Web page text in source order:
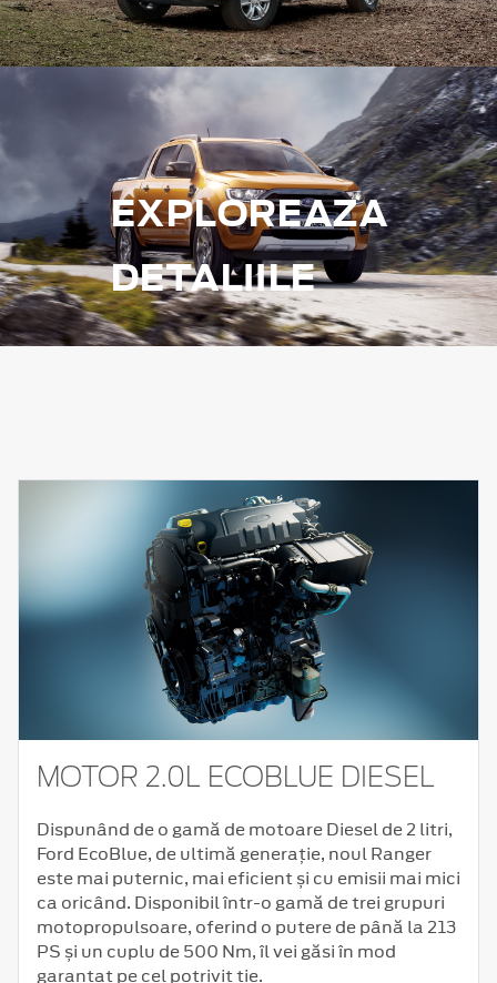
EXPLOREAZA
DETALIILE
MOTOR 2.0L ECOBLUE DIESEL
Dispunând de o gamă de motoare Diesel de 2 litri,
Ford EcoBlue, de ultimă generație, noul Ranger
este mai puternic, mai eficient și cu emisii mai mici
ca oricând. Disponibil într-o gamă de trei grupuri
motopropulsoare, oferind o putere de până la 213
PS și un cuplu de 500 Nm, îl vei găsi în mod
garantat pe cel potrivit ție.